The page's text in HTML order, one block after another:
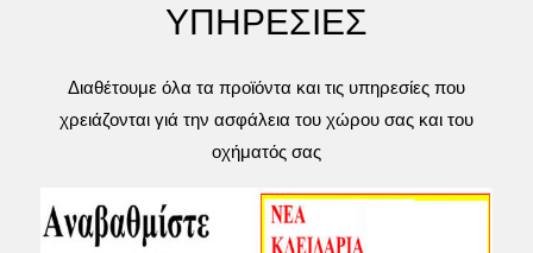
ΥΠΗΡΕΣΙΕΣ
Διαθέτουμε όλα τα προϊόντα και τις υπηρεσίες που
χρειάζονται γιά την ασφάλεια του χώρου σας και του
οχήματός σας